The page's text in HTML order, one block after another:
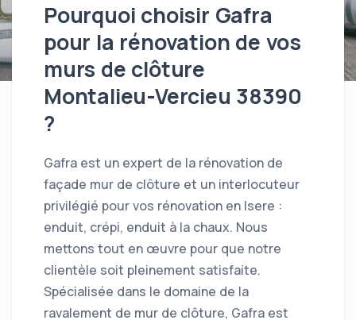
Pourquoi choisir Gafra
pour la rénovation de vos
murs de clôture
Montalieu-Vercieu 38390
?
Gafra est un expert de la rénovation de
façade mur de clôture et un interlocuteur
privilégié pour vos rénovation en Isere :
enduit, crépi, enduit à la chaux. Nous
mettons tout en œuvre pour que notre
clientèle soit pleinement satisfaite.
Spécialisée dans le domaine de la
ravalement de mur de clôture, Gafra est